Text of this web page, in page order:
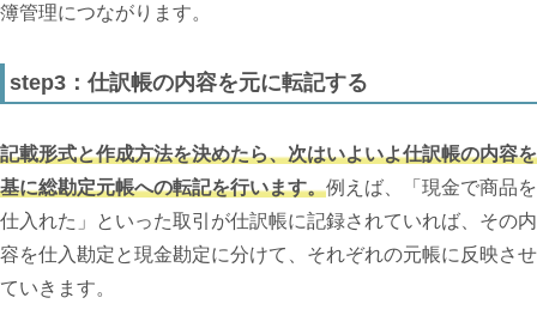
簿管理につながります。
step3：仕訳帳の内容を元に転記する
記載形式と作成方法を決めたら、次はいよいよ仕訳帳の内容を
基に総勘定元帳への転記を行います。例えば、「現金で商品を
仕入れた」といった取引が仕訳帳に記録されていれば、その内
容を仕入勘定と現金勘定に分けて、それぞれの元帳に反映させ
ていきます。